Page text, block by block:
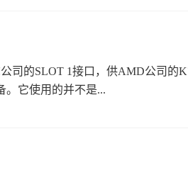
司的SLOT 1接口，供AMD公司的
。它使用的并不是...